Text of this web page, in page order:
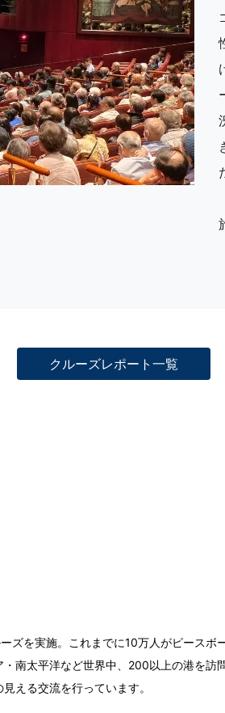
クルーズレポート一覧
ズを実施。これまでに10万人がピースボ
南太平洋など世界中、200以上の港を訪
える交流を行っています。